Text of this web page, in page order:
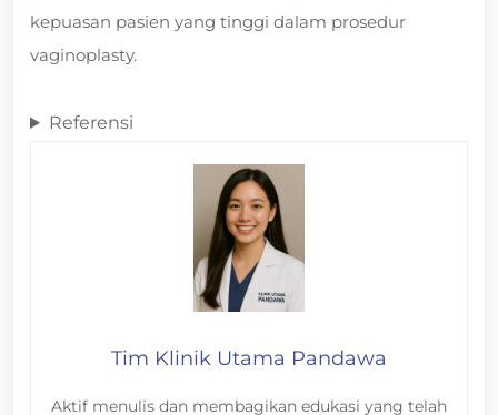
kepuasan pasien yang tinggi dalam prosedur
vaginoplasty.
Referensi
Tim Klinik Utama Pandawa
Aktif menulis dan membagikan edukasi yang telah